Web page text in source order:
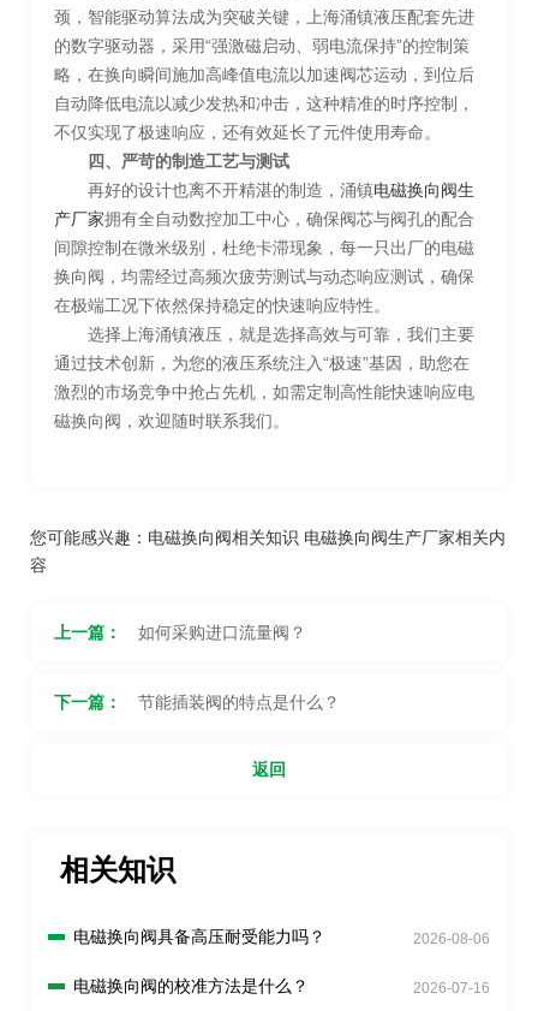
颈，智能驱动算法成为突破关键，上海涌镇液压配套先进
的数字驱动器，采用“强激磁启动、弱电流保持”的控制策
略，在换向瞬间施加高峰值电流以加速阀芯运动，到位后
自动降低电流以减少发热和冲击，这种精准的时序控制，
不仅实现了极速响应，还有效延长了元件使用寿命。
四、严苛的制造工艺与测试
再好的设计也离不开精湛的制造，涌镇电磁换向阀生
产厂家拥有全自动数控加工中心，确保阀芯与阀孔的配合
间隙控制在微米级别，杜绝卡滞现象，每一只出厂的电磁
换向阀，均需经过高频次疲劳测试与动态响应测试，确保
在极端工况下依然保持稳定的快速响应特性。
选择上海涌镇液压，就是选择高效与可靠，我们主要
通过技术创新，为您的液压系统注入“极速”基因，助您在
激烈的市场竞争中抢占先机，如需定制高性能快速响应电
磁换向阀，欢迎随时联系我们。
您可能感兴趣： 电磁换向阀相关知识 电磁换向阀生产厂家相关内
容
上一篇： 如何采购进口流量阀？
下一篇： 节能插装阀的特点是什么？
返回
相关知识
电磁换向阀具备高压耐受能力吗？ 2026-08-06
电磁换向阀的校准方法是什么？ 2026-07-16